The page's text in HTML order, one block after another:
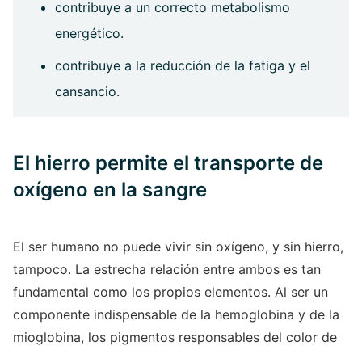
contribuye a un correcto metabolismo
energético.
contribuye a la reducción de la fatiga y el
cansancio.
El hierro permite el transporte de
oxígeno en la sangre
El ser humano no puede vivir sin oxígeno, y sin hierro,
tampoco. La estrecha relación entre ambos es tan
fundamental como los propios elementos. Al ser un
componente indispensable de la hemoglobina y de la
mioglobina, los pigmentos responsables del color de